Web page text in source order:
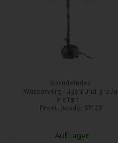
Sprudelndes
Wasservergnügen und große
Vielfalt ...
Produktcode: 57123
Auf Lager